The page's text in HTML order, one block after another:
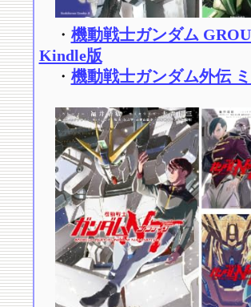
・ 機動戦士ガンダム
Kindle版
・ 機動戦士ガンダム外伝